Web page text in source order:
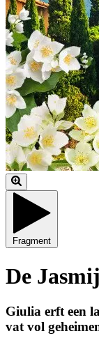
Fragment
De
Giulia erft een
vat vol